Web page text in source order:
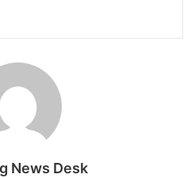
News Desk